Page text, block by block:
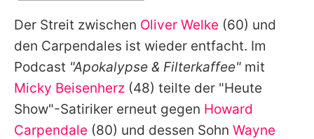
Alle Themen auf Promiflash
Jobs
App runterladen
Team
Der Streit zwischen Oliver Welke (60) und
den Carpendales ist wieder entfacht. Im
Podcast "Apokalypse & Filterkaffee" mit
Micky Beisenherz (48) teilte der "Heute
Show"-Satiriker erneut gegen Howard
Carpendale (80) und dessen Sohn Wayne